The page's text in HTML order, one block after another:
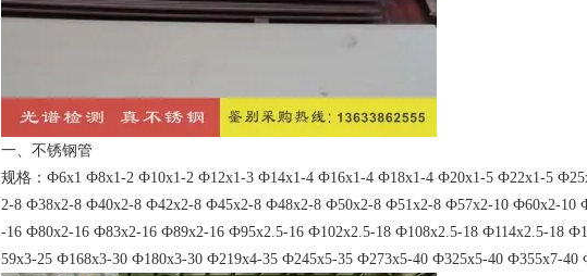
一、不锈钢管
规格：Ф6x1 Ф8x1-2 Ф10x1-2 Ф12x1-3 Ф14x1-4 Ф16x1-4 Ф18x1-4 Ф20x1-5 Ф22x1-5
2-8 Ф38x2-8 Ф40x2-8 Ф42x2-8 Ф45x2-8 Ф48x2-8 Ф50x2-8 Ф51x2-8 Ф57x2-10 Ф60x2-10
-16 Ф80x2-16 Ф83x2-16 Ф89x2-16 Ф95x2.5-16 Ф102x2.5-18 Ф108x2.5-18 Ф114x2.5-18
59x3-25 Ф168x3-30 Ф180x3-30 Ф219x4-35 Ф245x5-35 Ф273x5-40 Ф325x5-40 Ф355x7-